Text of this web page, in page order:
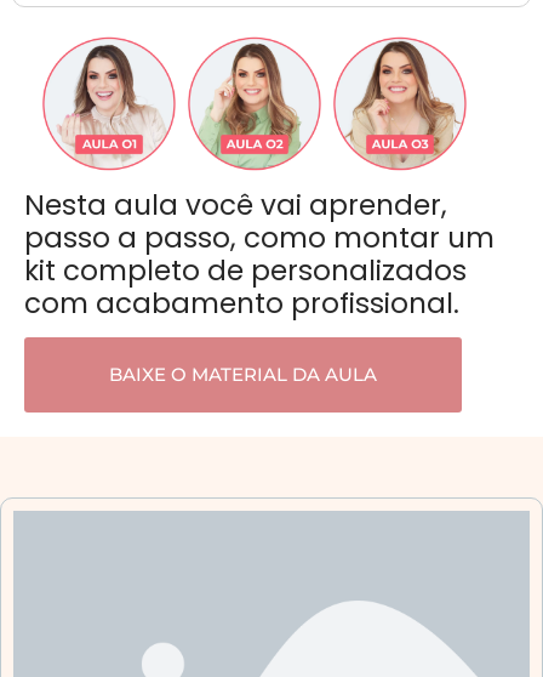
Nesta aula você vai aprender,
passo a passo, como montar um
kit completo de personalizados
com acabamento profissional.
BAIXE O MATERIAL DA AULA